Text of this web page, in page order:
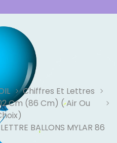
Chiffres Et Lettres
Cm (86 Cm) ( Air Ou
BALLONS MYLAR 86